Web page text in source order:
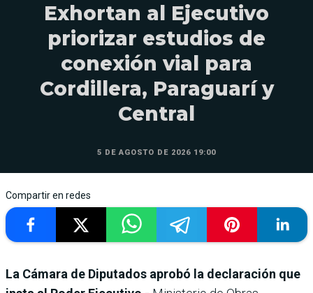
Exhortan al Ejecutivo
priorizar estudios de
conexión vial para
Cordillera, Paraguarí y
Central
5 DE AGOSTO DE 2026 19:00
Compartir en redes
La Cámara de Diputados aprobó la declaración que